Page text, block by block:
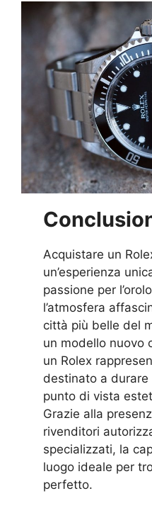
Acquistare un
un’esperienza
passione per
l’atmosfera
città più belle del
un modello nuovo
un Rolex
destinato a
punto di vista
Grazie alla
rivenditori
specializzati, la
luogo ideale per
perfetto.